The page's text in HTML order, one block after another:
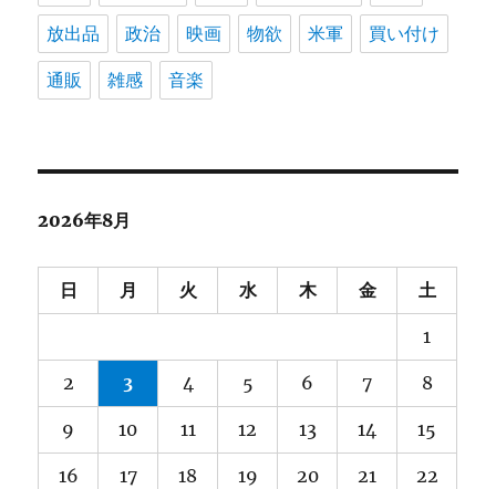
放出品 政治 映画 物欲 米軍 買い付け
通販 雑感 音楽
2026年8月
日 月 火 水 木 金 土
1
2 3 4 5 6 7 8
9 10 11 12 13 14 15
16 17 18 19 20 21 22